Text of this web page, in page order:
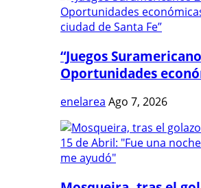
“Juegos
Oportunidades
enelarea Ago 7, 2026